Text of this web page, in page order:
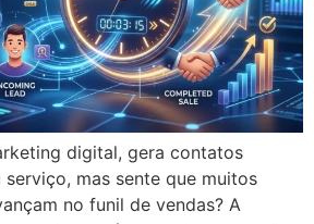
digital, gera contatos
serviço, mas sente que muitos
no funil de vendas? A